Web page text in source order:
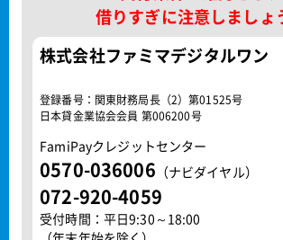
借りすぎに注意しましょ
株式会社ファミマデジタルワン
登録番号：関東財務局長（2）第01525号
日本貸金業協会会員 第006200号
FamiPayクレジットセンター
0570-036006 （ナビダイヤル）
072-920-4059
受付時間：平日9:30～18:00